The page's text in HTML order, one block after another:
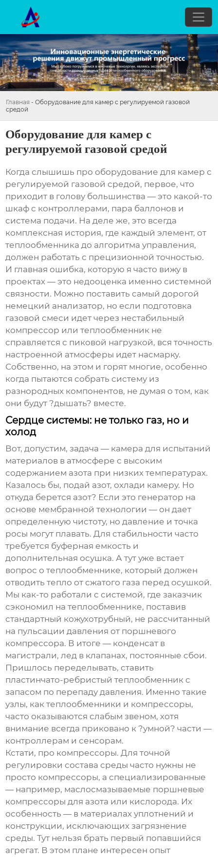
Главная - Оборудование для камер с регулируемой газовой
средой
Оборудование для камер с
регулируемой газовой средой
Когда слышишь про оборудование для камер с
регулируемой газовой средой, первое, что
приходит в голову большинства — это какой-то
шкаф с контроллерами, пара баллонов и
система подачи. На деле же, это всегда
комплексная история, где каждый элемент, от
теплообменника до алгоритма управления,
должен работать с прецизионной точностью.
И главная ошибка, которую я часто вижу в
проектах — это недооценка именно системной
связности. Можно поставить самый дорогой
немецкий анализатор, но если подготовка
газовой смеси идет через нестабильный
компрессор или теплообменник не
справляется с пиковой нагрузкой, вся точность
настроенной атмосферы идет насмарку.
Собственно, на этом и горят многие, особенно
когда пытаются собрать систему из
разнородных компонентов, не думая о том, как
они будут ?дышать? вместе.
Сердце системы: не только газ, но и
холод
Вот, допустим, задача — камера для испытаний
материалов в атмосфере с высоким
содержанием азота при низких температурах.
Казалось бы, подай азот, охлади камеру. Но
откуда берется азот? Если это генератор на
основе мембранной технологии — он дает
определенную чистоту, но давление и точка
росы могут плавать. Для стабильности часто
требуется буферная емкость и
дополнительная осушка. А тут уже встает
вопрос о теплообменнике, который должен
отводить тепло от сжатого газа перед осушкой.
Мы как-то работали с системой, где заказчик
сэкономил на теплообменнике, поставив
стандартный кожухотрубный, не рассчитанный
на пульсации давления от поршневого
компрессора. В итоге — конденсат в
магистрали, лед в клапанах, постоянные сбои.
Пришлось переделывать, ставить
пластинчато-ребристый теплообменник с
запасом по перепаду давления. Именно такие
узлы, как теплообменники и компрессоры,
часто оказываются слабым звеном, хотя
внимание всегда приковано к ?умной? части —
контроллерам и сенсорам.
Кстати, про компрессоры. Для точной
регулировки состава среды часто нужны не
просто компрессоры, а специализированные
— например, маслосмазываемые поршневые
компрессоры для азота или кислорода. Их
особенность — в материалах уплотнений и
конструкции, исключающих загрязнение
среды. Тут нельзя брать первый попавшийся
агрегат. В этом плане интересен опыт